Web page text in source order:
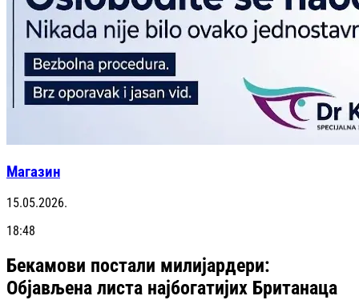
Магазин
15.05.2026.
18:48
Бекамови постали милијардери:
Објављена листа најбогатијих Британаца